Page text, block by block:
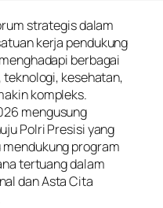
strategis dalam
kerja pendukung
berbagai
kesehatan,
kompleks.
mengusung
Polri Presisi yang
program
tertuang dalam
dan Asta Cita